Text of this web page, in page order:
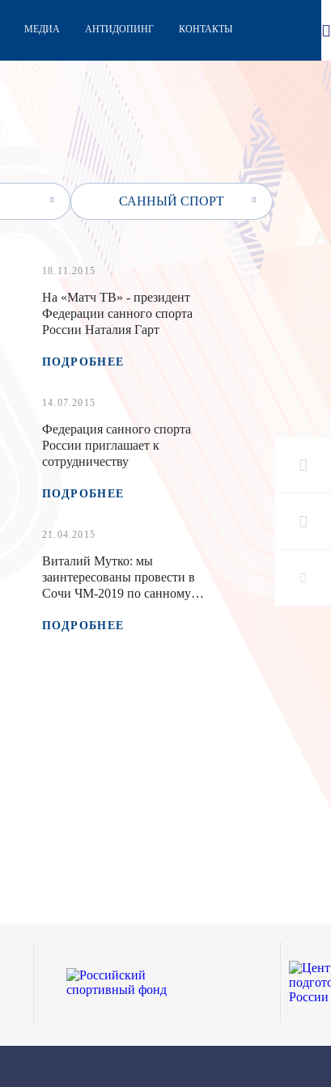
МЕДИА АНТИДОПИНГ КОНТАКТЫ
САННЫЙ СПОРТ
18.11.2015
На «Матч ТВ» - президент
Федерации санного спорта
России Наталия Гарт
ПОДРОБНЕЕ
14.07.2015
Федерация санного спорта
России приглашает к
сотрудничеству
ПОДРОБНЕЕ
21.04.2015
Виталий Мутко: мы
заинтересованы провести в
Сочи ЧМ-2019 по санному
ПОДРОБНЕЕ